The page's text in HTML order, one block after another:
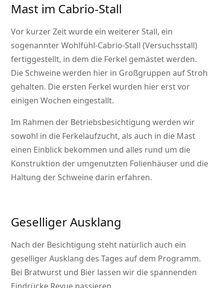
Mast im Cabrio-Stall
Vor kurzer Zeit wurde ein weiterer Stall, ein
sogenannter Wohlfühl-Cabrio-Stall (Versuchsstall)
fertiggestellt, in dem die Ferkel gemästet werden.
Die Schweine werden hier in Großgruppen auf Stroh
gehalten. Die ersten Ferkel wurden hier erst vor
einigen Wochen eingestallt.
Im Rahmen der Betriebsbesichtigung werden wir
sowohl in die Ferkelaufzucht, als auch in die Mast
einen Einblick bekommen und alles rund um die
Konstruktion der umgenutzten Folienhäuser und die
Haltung der Schweine darin erfahren.
Geselliger Ausklang
Nach der Besichtigung steht natürlich auch ein
geselliger Ausklang des Tages auf dem Programm.
Bei Bratwurst und Bier lassen wir die spannenden